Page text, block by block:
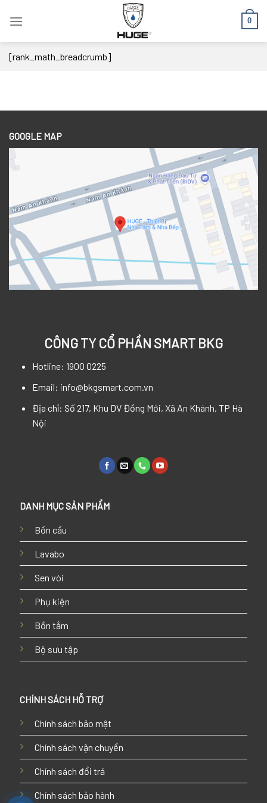
0
[rank_math_breadcrumb]
CÔNG TY CỔ PHẦN SMART BKG
Hotline: 1900 0225
Email: info@bkgsmart.com.vn
Địa chỉ: Số 217, Khu DV Đồng Mới, Xã An Khánh, TP Hà
Nội
DANH MỤC SẢN PHẨM
Bồn cầu
Lavabo
Sen vòi
Phụ kiện
Bồn tắm
Bộ sưu tập
CHÍNH SÁCH HỖ TRỢ
Chính sách bảo mật
Chính sách vận chuyển
Chính sách đổi trả
Chính sách bảo hành
GOOGLE MAP